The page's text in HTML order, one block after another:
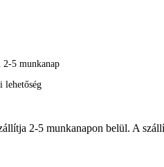
2-5 munkanap
lehetőség
2-5 munkanapon belül. A